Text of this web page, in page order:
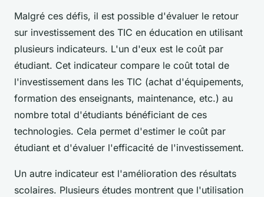
Malgré ces défis, il est possible d'évaluer le retour
sur investissement des TIC en éducation en utilisant
plusieurs indicateurs. L'un d'eux est le coût par
étudiant. Cet indicateur compare le coût total de
l'investissement dans les TIC (achat d'équipements,
formation des enseignants, maintenance, etc.) au
nombre total d'étudiants bénéficiant de ces
technologies. Cela permet d'estimer le coût par
étudiant et d'évaluer l'efficacité de l'investissement.
Un autre indicateur est l'amélioration des résultats
scolaires. Plusieurs études montrent que l'utilisation